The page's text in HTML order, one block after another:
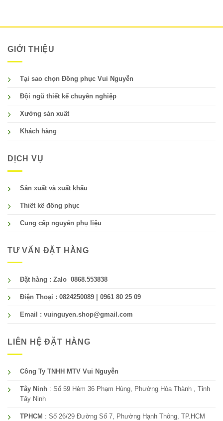
GIỚI THIỆU
Tại sao chọn Đồng phục Vui Nguyễn
Đội ngũ thiết kế chuyên nghiệp
Xưởng sản xuất
Khách hàng
DỊCH VỤ
Sản xuất và xuất khẩu
Thiết kế đồng phục
Cung cấp nguyên phụ liệu
TƯ VẤN ĐẶT HÀNG
Đặt hàng : Zalo 0868.553838
Điện Thoại : 0824250089 | 0961 80 25 09
Email : vuinguyen.shop@gmail.com
LIÊN HỆ ĐẶT HÀNG
Công Ty TNHH MTV Vui Nguyễn
Tây Ninh : Số 59 Hẻm 36 Phạm Hùng, Phường Hòa Thành , Tỉnh
Tây Ninh
TPHCM : Số 26/29 Đường Số 7, Phường Hạnh Thông, TP.HCM